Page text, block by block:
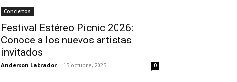
Conciertos
Festival Estéreo Picnic 2026:
Conoce a los nuevos artistas
invitados
Anderson Labrador - 15 octubre, 2025 0